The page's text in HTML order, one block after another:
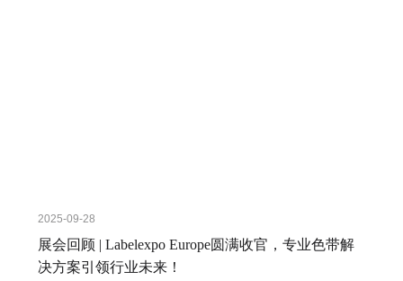
2025-09-28
展会回顾 | Labelexpo Europe圆满收官，专业色带解
决方案引领行业未来！